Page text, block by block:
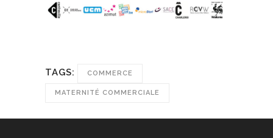
TAGS: COMMERCE
MATERNITÉ COMMERCIALE